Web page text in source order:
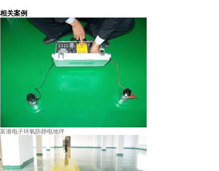
相关案例
富港电子环氧防静电地坪